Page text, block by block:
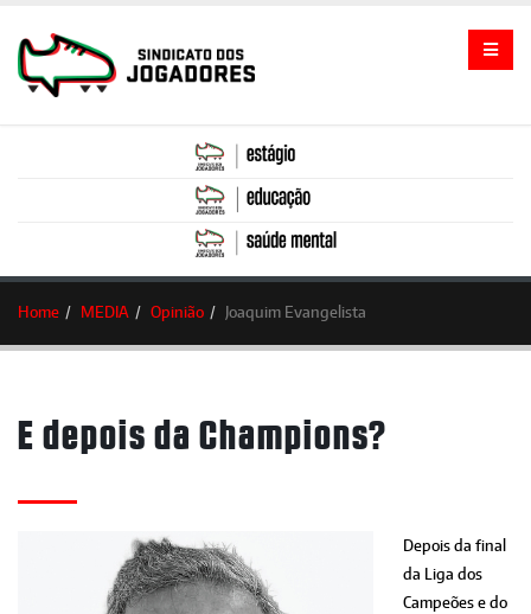
Home MEDIA Opinião Joaquim Evangelista
E depois da Champions?
Depois da final
da Liga dos
Campeões e do